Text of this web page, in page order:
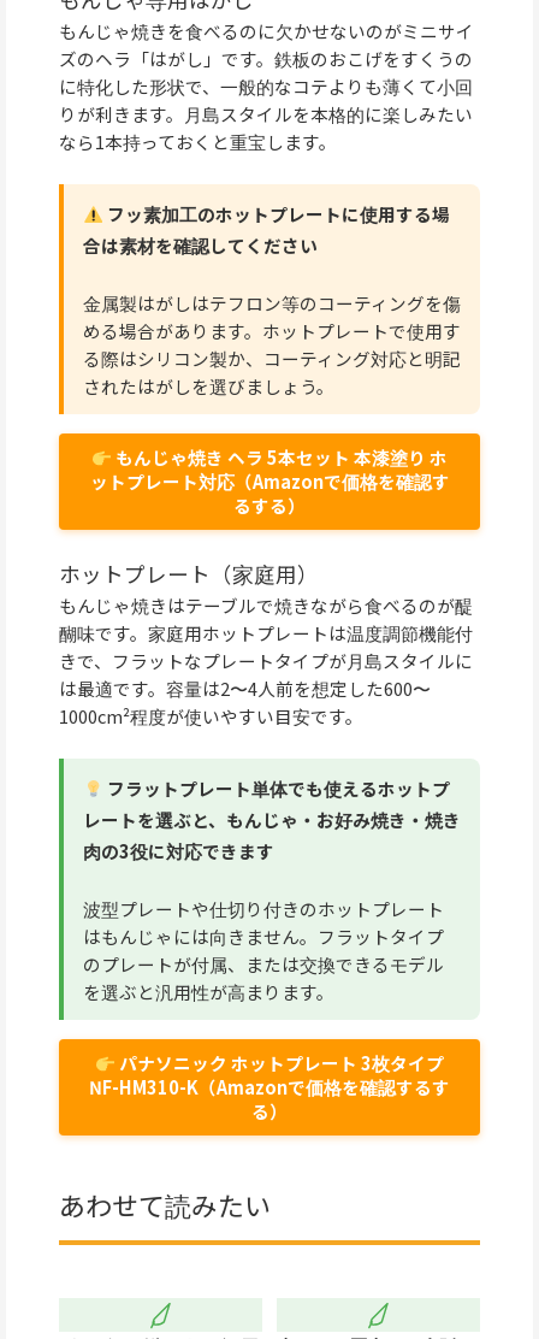
もんじゃ焼きを食べるのに欠かせないのがミニサイ
ズのヘラ「はがし」です。鉄板のおこげをすくうの
に特化した形状で、一般的なコテよりも薄くて小回
りが利きます。月島スタイルを本格的に楽しみたい
なら1本持っておくと重宝します。
フッ素加工のホットプレートに使用する場
合は素材を確認してください
金属製はがしはテフロン等のコーティングを傷
める場合があります。ホットプレートで使用す
る際はシリコン製か、コーティング対応と明記
されたはがしを選びましょう。
もんじゃ焼き ヘラ 5本セット 本漆塗り ホ
ットプレート対応（Amazonで価格を確認す
るする）
ホットプレート（家庭用）
もんじゃ焼きはテーブルで焼きながら食べるのが醍
醐味です。家庭用ホットプレートは温度調節機能付
きで、フラットなプレートタイプが月島スタイルに
は最適です。容量は2〜4人前を想定した600〜
1000cm²程度が使いやすい目安です。
フラットプレート単体でも使えるホットプ
レートを選ぶと、もんじゃ・お好み焼き・焼き
肉の3役に対応できます
波型プレートや仕切り付きのホットプレート
はもんじゃには向きません。フラットタイプ
のプレートが付属、または交換できるモデル
を選ぶと汎用性が高まります。
パナソニック ホットプレート 3枚タイプ
NF-HM310-K（Amazonで価格を確認するす
る）
あわせて読みたい